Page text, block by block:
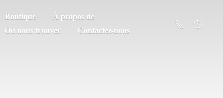
Boutique
À propos de
Où nous trouver
Contactez-nous